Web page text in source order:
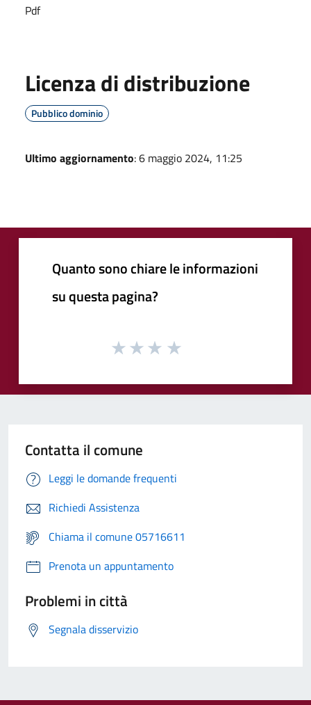
Pdf
Licenza di distribuzione
Pubblico dominio
Ultimo aggiornamento: 6 maggio 2024, 11:25
Quanto sono chiare le informazioni
su questa pagina?
Contatta il comune
Leggi le domande frequenti
Richiedi Assistenza
Chiama il comune 05716611
Prenota un appuntamento
Problemi in città
Segnala disservizio